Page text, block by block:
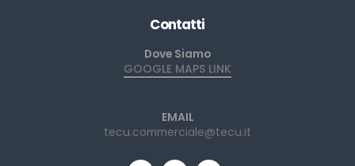
Contatti
Dove Siamo
GOOGLE MAPS LINK
EMAIL
tecu.commerciale@tecu.it